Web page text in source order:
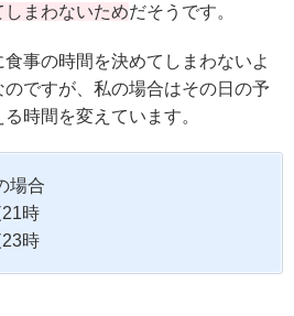
まわないためだそうです。
事の時間を決めてしまわないよ
ですが、私の場合はその日の予
時間を変えています。
場合
時
時